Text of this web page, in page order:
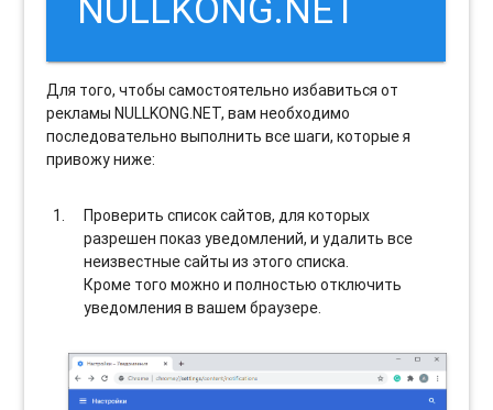
NULLKONG.NET
Для того, чтобы самостоятельно избавиться от
рекламы NULLKONG.NET, вам необходимо
последовательно выполнить все шаги, которые я
привожу ниже:
Проверить список сайтов, для которых
разрешен показ уведомлений, и удалить все
неизвестные сайты из этого списка.
Кроме того можно и полностью отключить
уведомления в вашем браузере.